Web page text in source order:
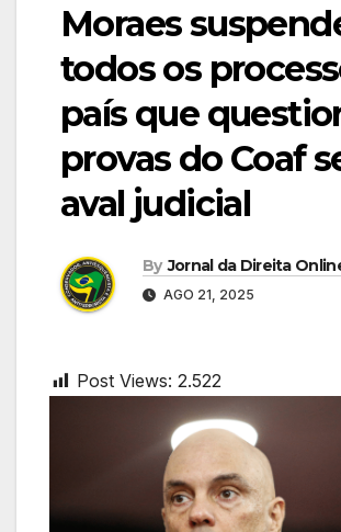
Moraes
todos os
país que
provas do Coaf
aval judicial
By Jornal da Direita
AGO 21, 2025
Post Views: 2.522